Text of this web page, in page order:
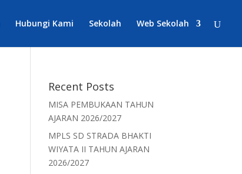
Hubungi Kami Sekolah Web Sekolah
Recent Posts
MISA PEMBUKAAN TAHUN
AJARAN 2026/2027
MPLS SD STRADA BHAKTI
WIYATA II TAHUN AJARAN
2026/2027